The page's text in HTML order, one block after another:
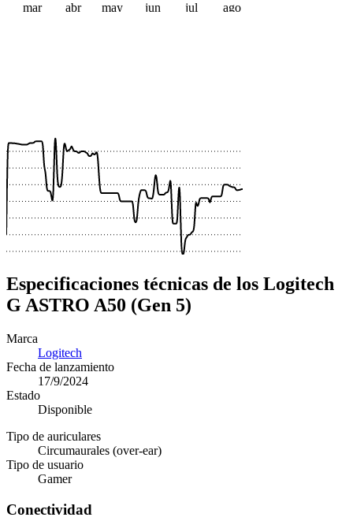
mar abr may jun jul ago
Especificaciones técnicas de los Logitech
G ASTRO A50 (Gen 5)
Marca
Logitech
Fecha de lanzamiento
17/9/2024
Estado
Disponible
Tipo de auriculares
Circumaurales (over-ear)
Tipo de usuario
Gamer
Conectividad